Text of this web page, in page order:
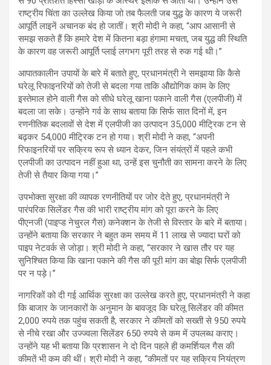
राष्ट्रीय चिंता का उल्लेख किया जो तब फैलती जब युद्ध के कारण ये जरूरी
आपूर्ति लाइनें अचानक बंद हो जातीं। श्री मोदी ने कहा, “आप आसानी से
समझ सकते हैं कि हमारे देश में कितना बड़ा हंगामा मचता, जब युद्ध की स्थिति
के कारण वह जरूरी आपूर्ति प्लाई लगभग पूरी तरह से रुक गई थी।”
आपातकालीन उपायों के बारे में बताते हुए, प्रधानमंत्री ने समझाया कि कैसे
घरेलू रिफाइनरियों को तेजी से बदला गया ताकि औद्योगिक काम के लिए
इस्तेमाल होने वाली गैस को सीधे घरेलू खाना पकाने वाली गैस (एलपीजी) में
बदला जा सके। उन्होंने गर्व के साथ बताया कि सिर्फ सात दिनों में, इन
रणनीतिक बदलावों से देश में एलपीजी का उत्पादन 35,000 मीट्रिक टन से
बढ़कर 54,000 मीट्रिक टन हो गया। श्री मोदी ने कहा, “अपनी
रिफाइनरियों पर सक्रिय रूप से ध्यान देकर, जिन संयंत्रों में पहले कभी
एलपीजी का उत्पादन नहीं हुआ था, उन्हें इस चुनौती का सामना करने के लिए
तेजी से तैयार किया गया।”
उपभोक्ता सुरक्षा की व्यापक रणनीतियों पर जोर देते हुए, प्रधानमंत्री ने
पारंपरिक सिलेंडर गैस की भारी राष्ट्रीय मांग को पूरा करने के लिए
पीएनजी (पाइप्ड नेचुरल गैस) कनेक्शन के तेजी से विस्तार के बारे में बताया।
उन्होंने बताया कि सरकार ने बहुत कम समय में 11 लाख से ज्यादा घरों को
पाइप नेटवर्क से जोड़ा। श्री मोदी ने कहा, “सरकार ने खास तौर पर यह
सुनिश्चित किया कि खाना पकाने की गैस की पूरी मांग का बोझ सिर्फ एलपीजी
पर न पड़े।”
नागरिकों को दी गई आर्थिक सुरक्षा का उल्लेख करते हुए, प्रधानमंत्री ने कहा
कि बाजार के जानकारों के अनुमान के बावजूद कि घरेलू सिलेंडर की कीमत
2,000 रुपये तक पहुंच सकती है, सरकार ने कीमतों को सख्ती से 950 रुपये
से नीचे रखा और उज्ज्वला सिलेंडर 650 रुपये से कम में उपलब्ध कराए।
उन्होंने यह भी बताया कि प्रशासन ने दो दिन पहले ही कमर्शियल गैस की
कीमतें भी कम की थीं। श्री मोदी ने कहा, “कीमतों पर यह सक्रिय नियंत्रण